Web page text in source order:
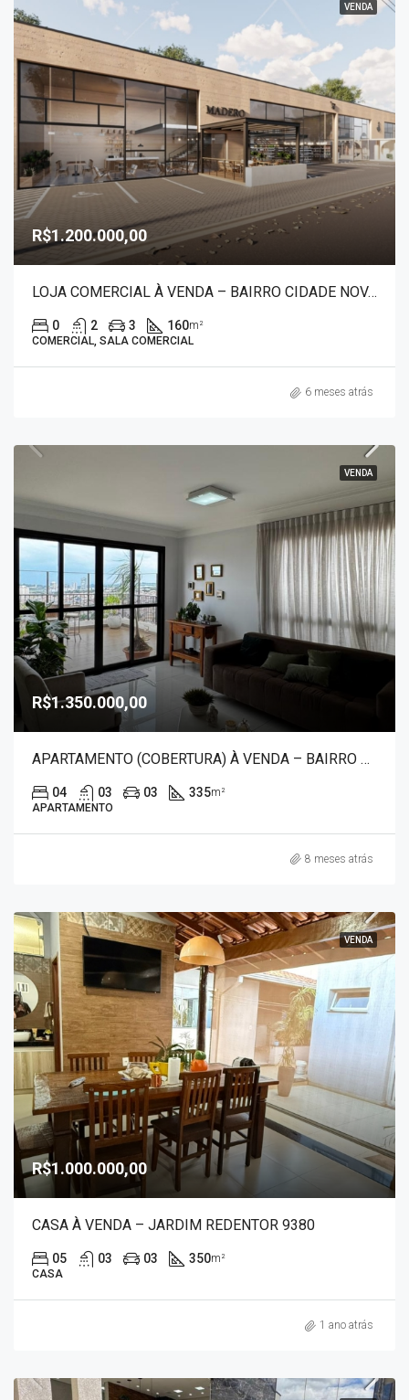
VENDA
R$1.200.000,00
LOJA COMERCIAL À VENDA – BAIRRO CIDADE NOVA 1273
0 2 3 160m²
COMERCIAL, SALA COMERCIAL
6 meses atrás
VENDA
R$1.350.000,00
APARTAMENTO (COBERTURA) À VENDA – BAIRRO CENTRO 7479
04 03 03 335m²
APARTAMENTO
8 meses atrás
VENDA
R$1.000.000,00
CASA À VENDA – JARDIM REDENTOR 9380
05 03 03 350m²
CASA
1 ano atrás